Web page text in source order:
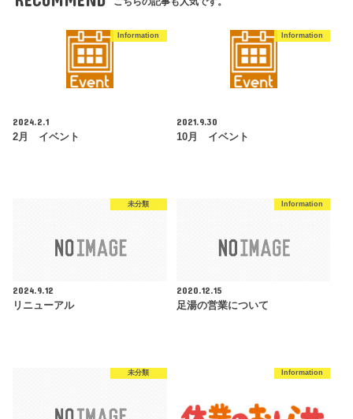
Information
2024.2.1
2月 イベント
Information
2021.9.30
10月 イベント
未分類
2024.9.12
リニューアル
Information
2020.12.15
足湯の営業について
未分類 Information